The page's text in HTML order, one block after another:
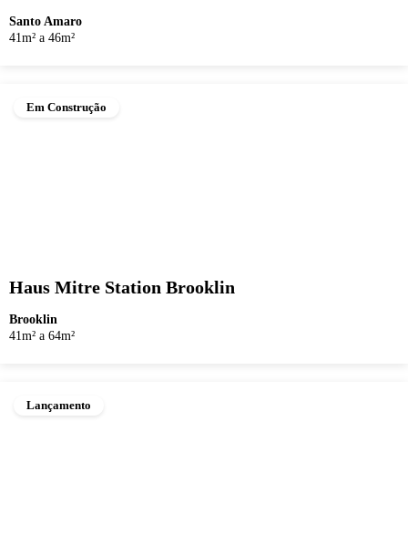
Santo Amaro
41m² a 46m²
Em Construção
Haus Mitre Station Brooklin
Brooklin
41m² a 64m²
Lançamento